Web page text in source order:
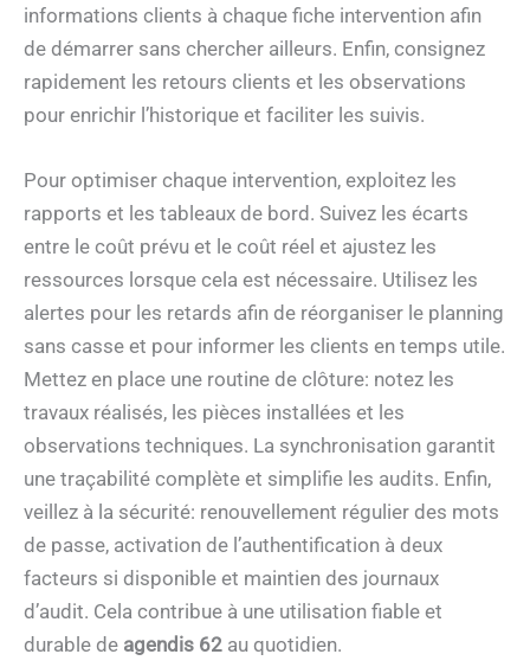
informations clients à chaque fiche intervention afin
de démarrer sans chercher ailleurs. Enfin, consignez
rapidement les retours clients et les observations
pour enrichir l’historique et faciliter les suivis.
Pour optimiser chaque intervention, exploitez les
rapports et les tableaux de bord. Suivez les écarts
entre le coût prévu et le coût réel et ajustez les
ressources lorsque cela est nécessaire. Utilisez les
alertes pour les retards afin de réorganiser le planning
sans casse et pour informer les clients en temps utile.
Mettez en place une routine de clôture: notez les
travaux réalisés, les pièces installées et les
observations techniques. La synchronisation garantit
une traçabilité complète et simplifie les audits. Enfin,
veillez à la sécurité: renouvellement régulier des mots
de passe, activation de l’authentification à deux
facteurs si disponible et maintien des journaux
d’audit. Cela contribue à une utilisation fiable et
durable de agendis 62 au quotidien.